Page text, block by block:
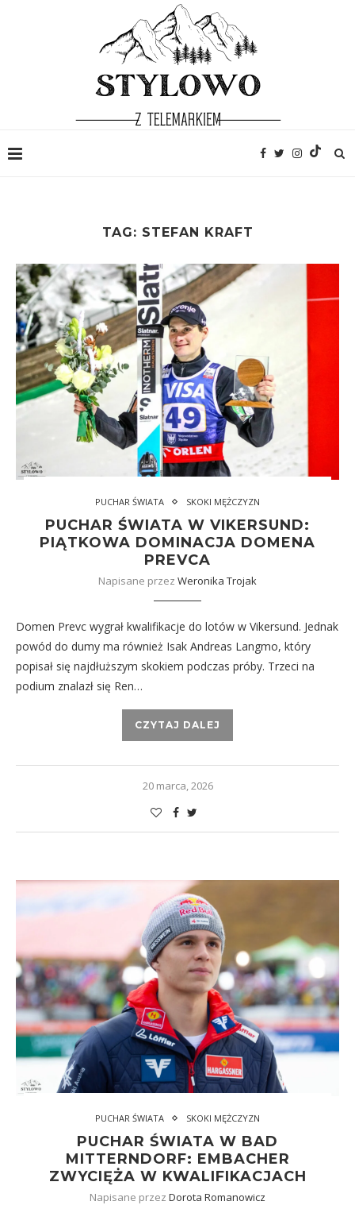
TAG: STEFAN KRAFT
PUCHAR ŚWIATA SKOKI MĘŻCZYZN
PUCHAR ŚWIATA W VIKERSUND:
PIĄTKOWA DOMINACJA DOMENA
PREVCA
Napisane przez Weronika Trojak
Domen Prevc wygrał kwalifikacje do lotów w Vikersund. Jednak
powód do dumy ma również Isak Andreas Langmo, który
popisał się najdłuższym skokiem podczas próby. Trzeci na
podium znalazł się Ren…
CZYTAJ DALEJ
20 marca, 2026
PUCHAR ŚWIATA SKOKI MĘŻCZYZN
PUCHAR ŚWIATA W BAD
MITTERNDORF: EMBACHER
ZWYCIĘŻA W KWALIFIKACJACH
Napisane przez Dorota Romanowicz